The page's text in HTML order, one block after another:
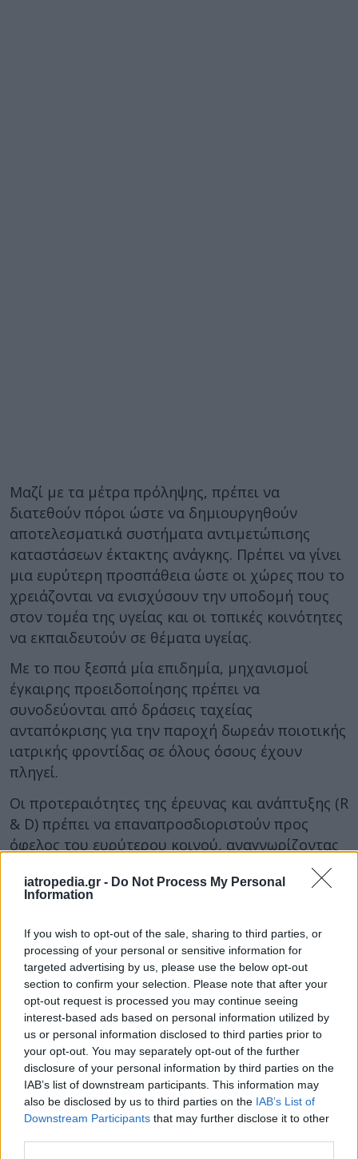
iatropedia.gr - Do Not Process My Personal
Information
If you wish to opt-out of the sale, sharing to third parties, or
processing of your personal or sensitive information for
targeted advertising by us, please use the below opt-out
section to confirm your selection. Please note that after your
opt-out request is processed you may continue seeing
interest-based ads based on personal information utilized by
us or personal information disclosed to third parties prior to
your opt-out. You may separately opt-out of the further
disclosure of your personal information by third parties on the
IAB’s list of downstream participants. This information may
also be disclosed by us to third parties on the IAB’s List of
Downstream Participants that may further disclose it to other
Μαζί με τα μέτρα πρόληψης, πρέπει να
διατεθούν πόροι ώστε να δημιουργηθούν
αποτελεσματικά συστήματα αντιμετώπισης
καταστάσεων έκτακτης ανάγκης. Πρέπει να γίνει
μια ευρύτερη προσπάθεια ώστε οι χώρες που το
χρειάζονται να ενισχύσουν την υποδομή τους
στον τομέα της υγείας και οι τοπικές κοινότητες
να εκπαιδευτούν σε θέματα υγείας.
Με το που ξεσπά μία επιδημία, μηχανισμοί
έγκαιρης προειδοποίησης πρέπει να
συνοδεύονται από δράσεις ταχείας
ανταπόκρισης για την παροχή δωρεάν ποιοτικής
ιατρικής φροντίδας σε όλους όσους έχουν
πληγεί.
Οι προτεραιότητες της έρευνας και ανάπτυξης (R
& D) πρέπει να επαναπροσδιοριστούν προς
όφελος του ευρύτερου κοινού, αναγνωρίζοντας
δυνάμεις της αγοράς για την παροχή
προσιτών φάρμακα για τις λιγότερο
προνομιούχες πληθυσμιακές ομάδες.
Οι Γιατροί Χωρίς Σύνορα τονίζουν ότι το πρώτο
βήμα για τη διασφάλιση της υγείας σε
παγκόσμιο επίπεδο είναι η διασφάλιση της
υγείας σε ατομικό επίπεδο,
συμπεριλαμβανομένων των πιο ασθενών και
ευάλωτων ανθρώπων.
«Οι τρέχουσες στρατηγικές αντιμετώπισης των